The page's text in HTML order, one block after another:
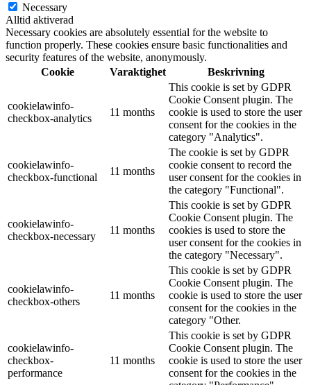
Necessary
Alltid aktiverad
Necessary cookies are absolutely essential for the website to
function properly. These cookies ensure basic functionalities and
security features of the website, anonymously.
Cookie
Varaktighet Beskrivning
cookielawinfo-
checkbox-analytics
11 months
This cookie is set by GDPR
Cookie Consent plugin. The
cookie is used to store the user
consent for the cookies in the
category "Analytics".
cookielawinfo-
checkbox-functional
11 months
The cookie is set by GDPR
cookie consent to record the
user consent for the cookies in
the category "Functional".
cookielawinfo-
checkbox-necessary
11 months
This cookie is set by GDPR
Cookie Consent plugin. The
cookies is used to store the
user consent for the cookies in
the category "Necessary".
cookielawinfo-
checkbox-others
11 months
This cookie is set by GDPR
Cookie Consent plugin. The
cookie is used to store the user
consent for the cookies in the
category "Other.
cookielawinfo-
checkbox-
performance
11 months
This cookie is set by GDPR
Cookie Consent plugin. The
cookie is used to store the user
consent for the cookies in the